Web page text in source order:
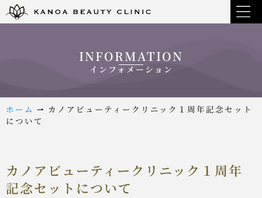
INFORMATION
インフォメーション
ホーム ⇀ カノアビューティークリニック１周年記念セット
について
カノアビューティークリニック１周年
記念セットについて